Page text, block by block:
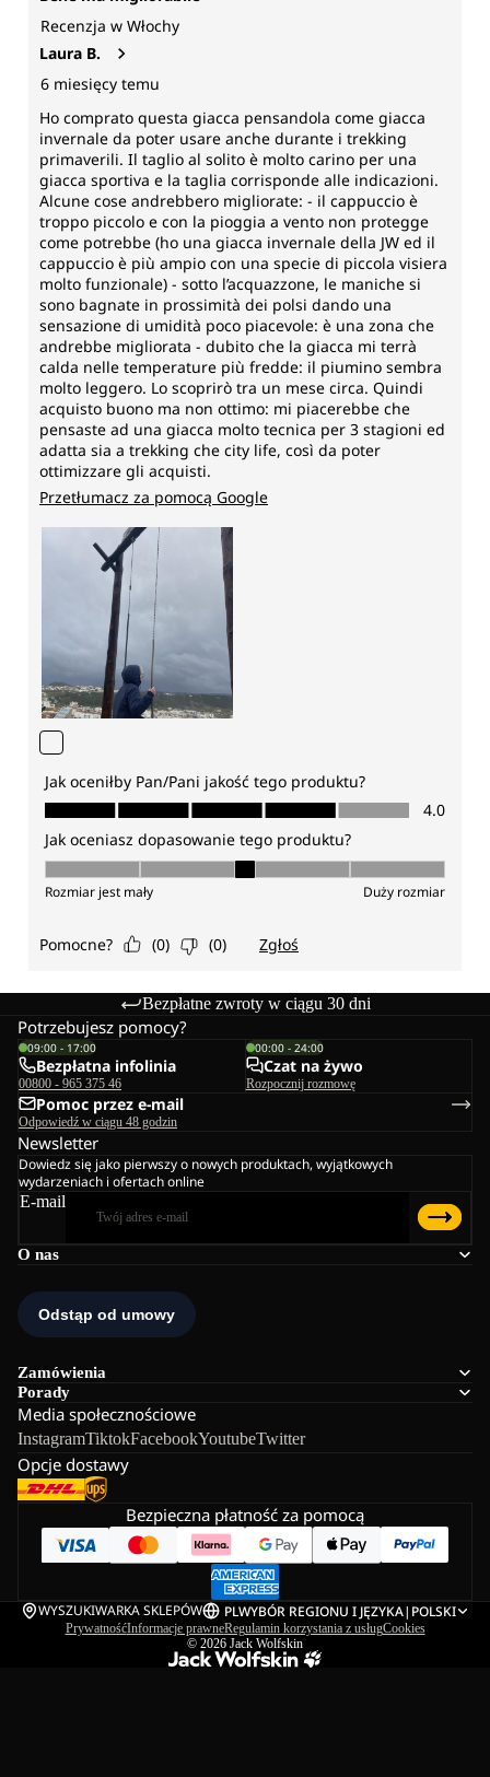
Bezpłatne zwroty w ciągu 30 dni
O nas
Zamówienia
Porady
Media społecznościowe
InstagramTiktokFacebookYoutubeTwitter
Opcje dostawy
Potrzebujesz pomocy?
09:00 - 17:00
Bezpłatna infolinia
00800 - 965 375 46
00:00 - 24:00
Czat na żywo
Rozpocznij rozmowę
Pomoc przez e-mail
Odpowiedź w ciągu 48 godzin
Newsletter
Dowiedz się jako pierwszy o nowych produktach, wyjątkowych
wydarzeniach i ofertach online
E-mail
Bezpieczna płatność za pomocą
WYSZUKIWARKA SKLEPÓW PLWYBÓR REGIONU I JĘZYKA| POLSKI
PrywatnośćInformacje prawneRegulamin korzystania z usługCookies
© 2026 Jack Wolfskin